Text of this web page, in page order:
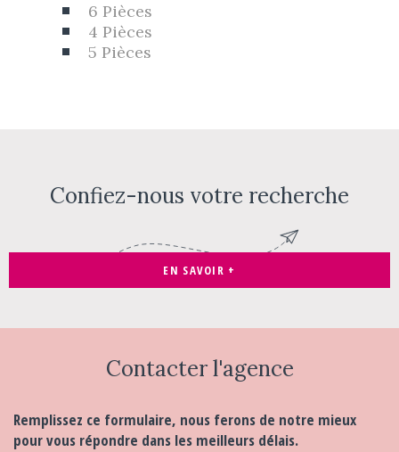
6 Pièces
4 Pièces
5 Pièces
Confiez-nous votre recherche
EN SAVOIR +
Contacterl'agence
Remplissez ce formulaire, nous ferons de notre mieux
pour vous répondre dans les meilleurs délais.